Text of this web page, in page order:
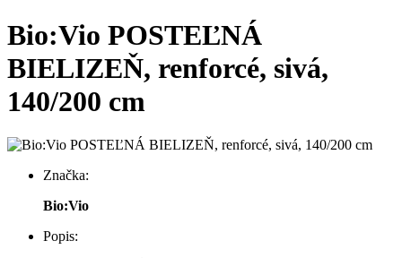
Bio:Vio POSTEĽNÁ
BIELIZEŇ, renforcé, sivá,
140/200 cm
Značka:
Bio:Vio
Popis: